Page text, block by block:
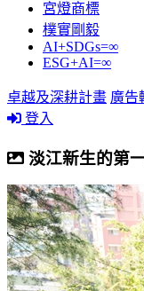
宮燈商標
樸實剛毅
AI+SDGs=∞
ESG+AI=∞
卓越及深耕計畫 廣告
登入
淡江新生的第